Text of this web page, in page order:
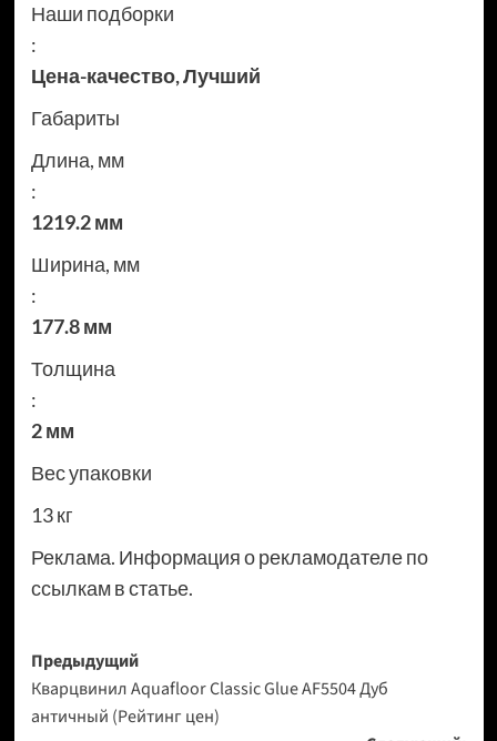
Наши подборки
:
Цена-качество,Лучший
Габариты
Длина, мм
:
1219.2 мм
Ширина, мм
:
177.8 мм
Толщина
:
2 мм
Вес упаковки
13 кг
Реклама. Информация о рекламодателе по
ссылкам в статье.
Навигация
записи
Предыдущий
Кварцвинил Aquafloor Classic Glue AF5504 Дуб
античный (Рейтинг цен)